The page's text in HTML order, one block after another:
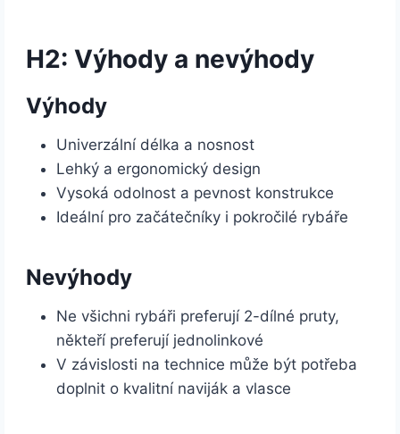
H2: Výhody a nevýhody
Výhody
Univerzální délka a nosnost
Lehký a ergonomický design
Vysoká odolnost a pevnost konstrukce
Ideální pro začátečníky i pokročilé rybáře
Nevýhody
Ne všichni rybáři preferují 2-dílné pruty,
někteří preferují jednolinkové
V závislosti na technice může být potřeba
doplnit o kvalitní naviják a vlasce